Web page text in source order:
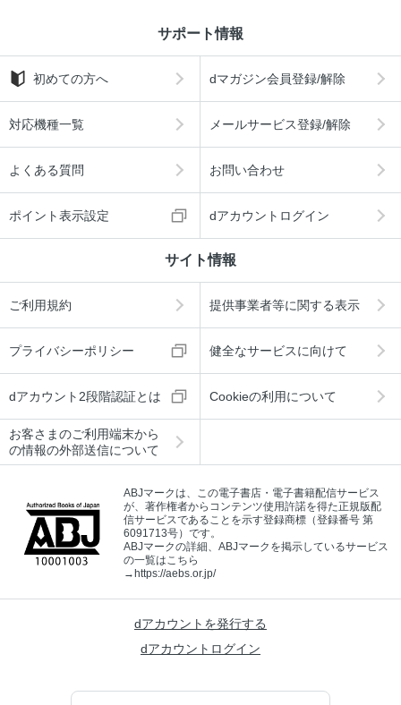
サポート情報
初めての方へ dマガジン会員登録/解除
対応機種一覧 メールサービス登録/解除
よくある質問 お問い合わせ
ポイント表示設定 dアカウントログイン
サイト情報
ご利用規約 提供事業者等に関する表示
プライバシーポリシー 健全なサービスに向けて
dアカウント2段階認証とは Cookieの利用について
お客さまのご利用端末から
の情報の外部送信について
ABJマークは、この電子書店・電子書籍配信サービス
が、著作権者からコンテンツ使用許諾を得た正規版配
信サービスであることを示す登録商標（登録番号 第
6091713号）です。
ABJマークの詳細、ABJマークを掲示しているサービス
の一覧はこちら
→ https://aebs.or.jp/
dアカウントを発行する
dアカウントログイン